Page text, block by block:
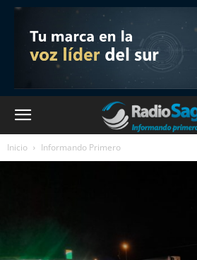
Inicio Informando Primero